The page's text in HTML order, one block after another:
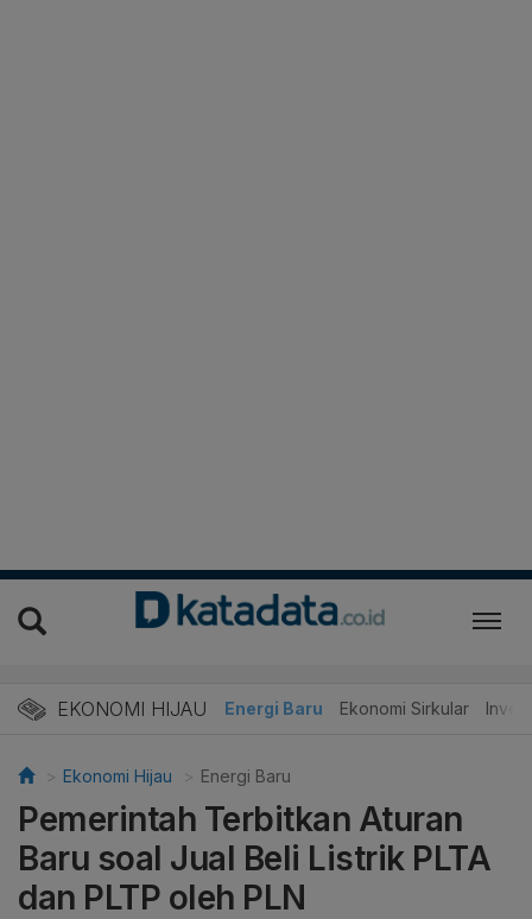
EKONOMI HIJAU Energi Baru Ekonomi Sirkular
Ekonomi Hijau Energi Baru
Pemerintah Terbitkan Aturan
Baru soal Jual Beli Listrik PLTA
dan PLTP oleh PLN